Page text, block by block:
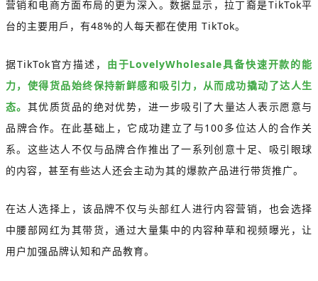
营销和电商方面布局的更为深入。数据显示，拉丁裔是TikTok平
台的主要用戶，有48%的人每天都在使用 TikTok。
据TikTok官方描述， 由于LovelyWholesale具备快速开款的能
力，使得货品始终保持新鲜感和吸引力，从而成功撬动了达人生
态。 其优质货品的绝对优势，进一步吸引了大量达人表示愿意与
品牌合作。在此基础上，它成功建立了与100多位达人的合作关
系。这些达人不仅与品牌合作推出了一系列创意十足、吸引眼球
的内容，甚至有些达人还会主动为其的爆款产品进行带货推广。
在达人选择上，该品牌不仅与头部红人进行内容营销，也会选择
中腰部网红为其带货，通过大量集中的内容种草和视频曝光，让
用户加强品牌认知和产品教育。